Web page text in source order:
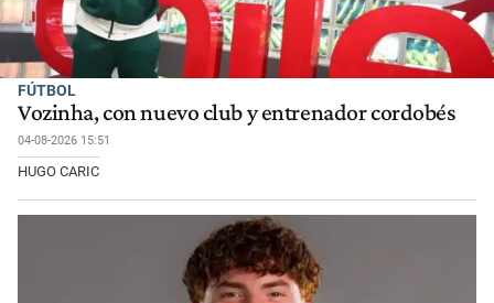
FÚTBOL
Vozinha, con nuevo club y entrenador cordobés
04-08-2026 15:51
HUGO CARIC